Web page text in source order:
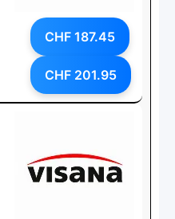
CHF 187.45
CHF 201.95